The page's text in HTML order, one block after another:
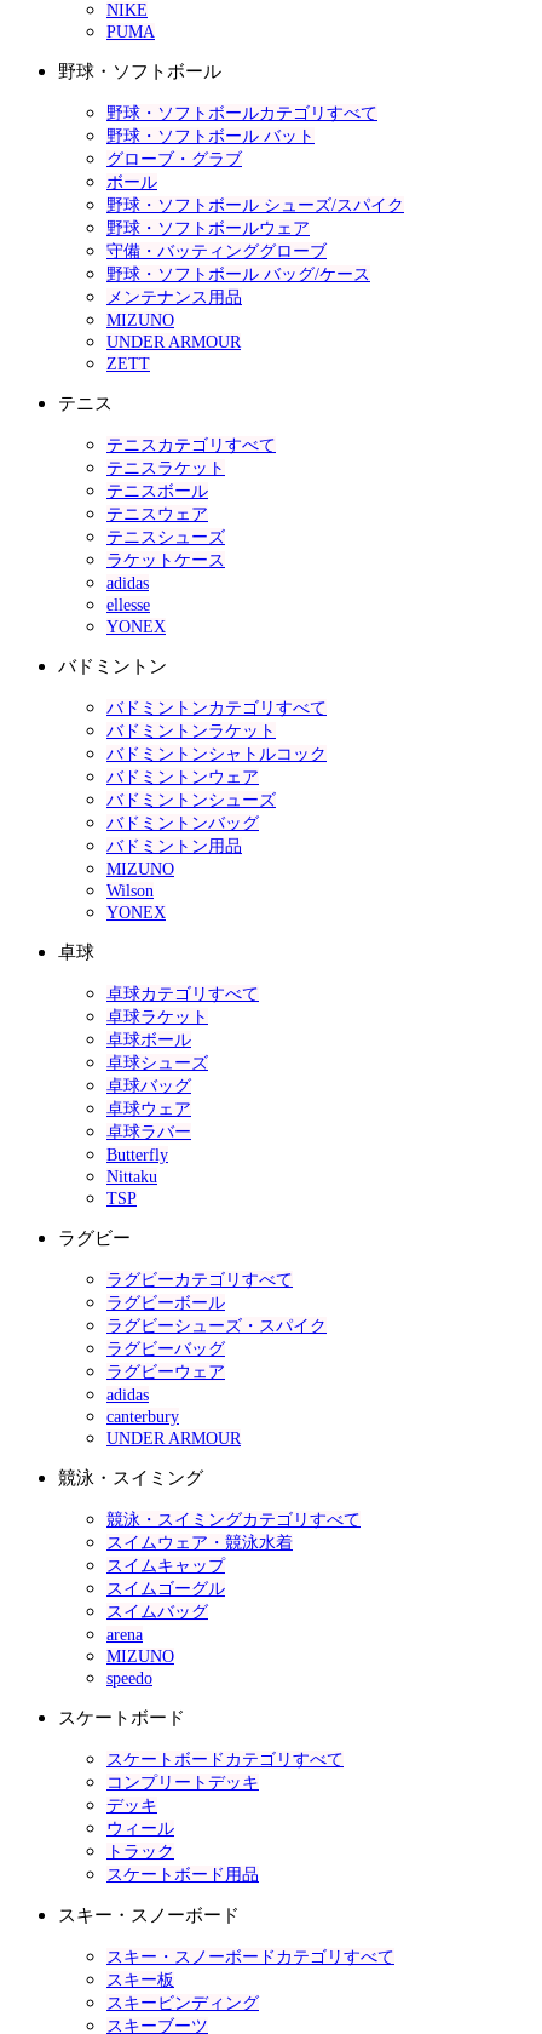
NIKE
PUMA
野球・ソフトボール
野球・ソフトボールカテゴリすべて
野球・ソフトボール バット
グローブ・グラブ
ボール
野球・ソフトボール シューズ/スパイク
野球・ソフトボールウェア
守備・バッティンググローブ
野球・ソフトボール バッグ/ケース
メンテナンス用品
MIZUNO
UNDER ARMOUR
ZETT
テニス
テニスカテゴリすべて
テニスラケット
テニスボール
テニスウェア
テニスシューズ
ラケットケース
adidas
ellesse
YONEX
バドミントン
バドミントンカテゴリすべて
バドミントンラケット
バドミントンシャトルコック
バドミントンウェア
バドミントンシューズ
バドミントンバッグ
バドミントン用品
MIZUNO
Wilson
YONEX
卓球
卓球カテゴリすべて
卓球ラケット
卓球ボール
卓球シューズ
卓球バッグ
卓球ウェア
卓球ラバー
Butterfly
Nittaku
TSP
ラグビー
ラグビーカテゴリすべて
ラグビーボール
ラグビーシューズ・スパイク
ラグビーバッグ
ラグビーウェア
adidas
canterbury
UNDER ARMOUR
競泳・スイミング
競泳・スイミングカテゴリすべて
スイムウェア・競泳水着
スイムキャップ
スイムゴーグル
スイムバッグ
arena
MIZUNO
speedo
スケートボード
スケートボードカテゴリすべて
コンプリートデッキ
デッキ
ウィール
トラック
スケートボード用品
スキー・スノーボード
スキー・スノーボードカテゴリすべて
スキー板
スキービンディング
スキーブーツ